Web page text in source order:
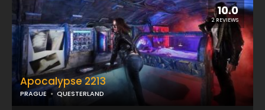
10.0
2 REVIEWS
Apocalypse 2213
PRAGUE QUESTERLAND